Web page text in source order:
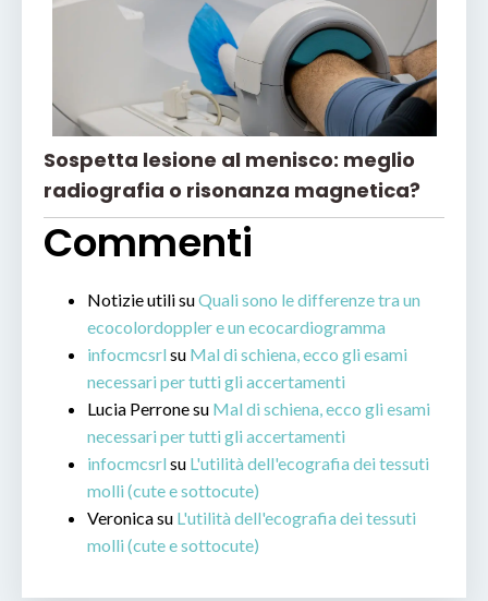
Sospetta lesione al menisco: meglio
radiografia o risonanza magnetica?
Commenti
Notizie utilisuQuali sono le differenze tra un
ecocolordoppler e un ecocardiogramma
infocmcsrl su Mal di schiena, ecco gli esami
necessari per tutti gli accertamenti
Lucia Perronesu Mal di schiena, ecco gli esami
necessari per tutti gli accertamenti
infocmcsrl su L'utilità dell'ecografia dei tessuti
molli (cute e sottocute)
Veronicasu L'utilità dell'ecografia dei tessuti
molli (cute e sottocute)